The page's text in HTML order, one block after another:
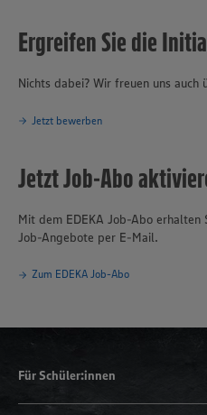
Ergreifen Sie die
Nichts dabei? Wir freuen uns
Jetzt bewerben
Jetzt Job-Abo
Mit dem EDEKA Job-Abo
Job-Angebote per E-Mail.
Zum EDEKA Job-Abo
Für Schüler:innen